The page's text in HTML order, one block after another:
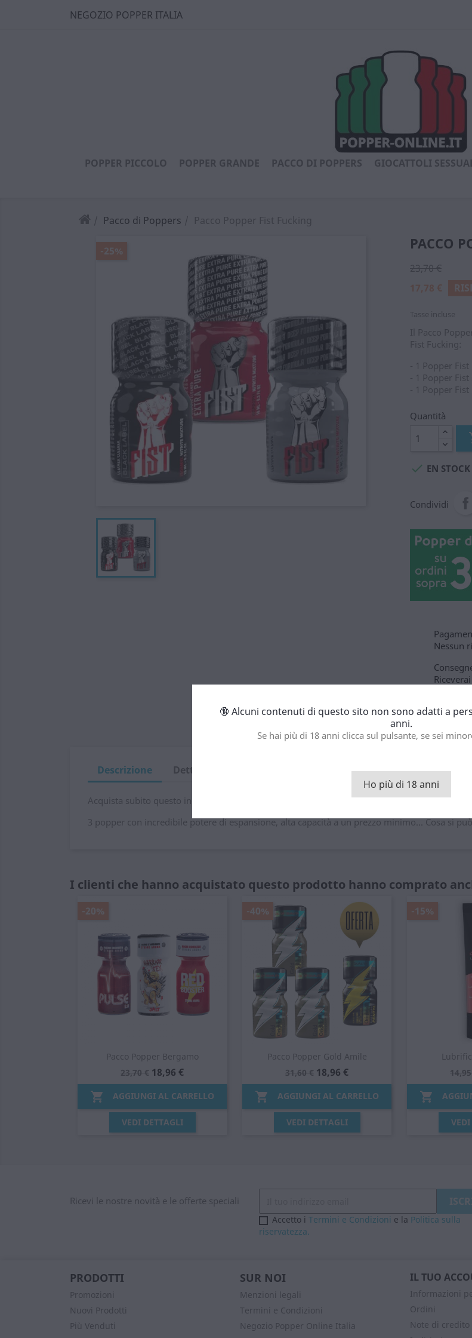
NEGOZIO POPPER ITALIA
POPPER PICCOLO POPPER GRANDE PACCO DI POPPERS GIOCATTOLI
Pacco di Poppers Pacco Popper Fist Fucking
-25% PACCO
23,70 €
17,78 €
Tasse incluse
Il Pacco
Fist Fucking:
- 1 Popper Fist
- 1 Popper Fist
- 1 Popper Fist
Quantità
 EN STOCK
Condividi
Nessun
Descrizione Dettagli del prodotto
Acquista subito questo incredibile pacchetto di popper Fist Fucking e ottieni l'alleato più
3 popper con incredibile potere di espansione, alta capacità a un prezzo minimo... Cosa si
I clienti che hanno acquistato questo prodotto hanno comprato
Pacco Popper Bergamo
23,70 € 18,96 €
 AGGIUNGI AL CARRELLO
VEDI DETTAGLI
-20%

Pacco Popper Gold Amile
31,60 € 18,96 €
 AGGIUNGI AL CARRELLO
VEDI DETTAGLI
-40%


-15%

Ricevi le nostre novità e le offerte speciali
Accetto i Termini e Condizioni e la Politica sulla
riservatezza.
PRODOTTI
Promozioni
Nuovi Prodotti
Più Venduti
SUR NOI
Menzioni legali
Termini e Condizioni
Negozio Popper Online Italia
IL TUO
Informazioni
Ordini
Note di credito
🔞 Alcuni contenuti di questo sito non sono adatti a
anni.
Se hai più di 18 anni clicca sul pulsante, se sei
Ho più di 18 anni